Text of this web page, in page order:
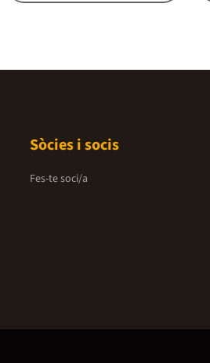
Sòcies i socis
Fes-te soci/a